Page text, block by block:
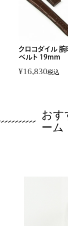
クロコダイル
ベルト 19mm
¥16,830税込
おす
ーム